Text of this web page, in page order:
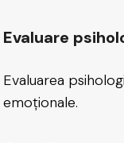
Evaluare
Evaluarea
emoționale.